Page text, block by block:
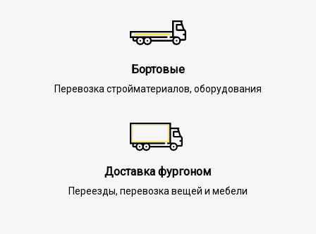
Бортовые
Перевозка стройматериалов, оборудования
Доставка фургоном
Переезды, перевозка вещей и мебели